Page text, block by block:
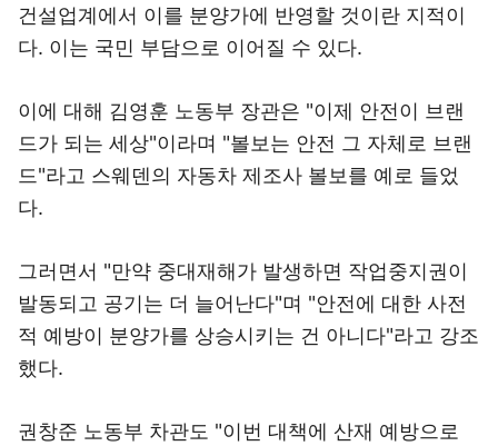
건설업계에서 이를 분양가에 반영할 것이란 지적이
다. 이는 국민 부담으로 이어질 수 있다.
이에 대해 김영훈 노동부 장관은 "이제 안전이 브랜
드가 되는 세상"이라며 "볼보는 안전 그 자체로 브랜
드"라고 스웨덴의 자동차 제조사 볼보를 예로 들었
다.
그러면서 "만약 중대재해가 발생하면 작업중지권이
발동되고 공기는 더 늘어난다"며 "안전에 대한 사전
적 예방이 분양가를 상승시키는 건 아니다"라고 강조
했다.
권창준 노동부 차관도 "이번 대책에 산재 예방으로